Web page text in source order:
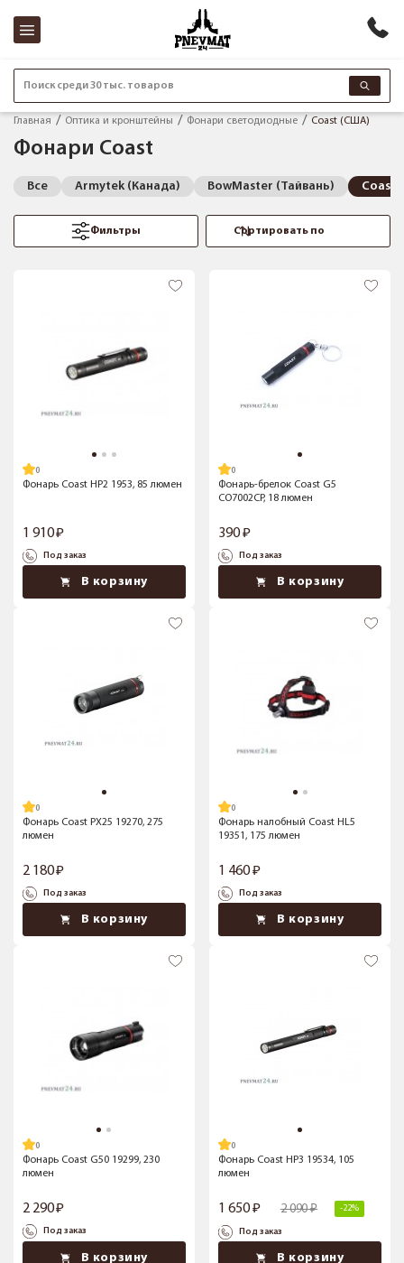
Поиск среди 30 тыс. товаров
Главная Оптика и кронштейны Фонари светодиодные Coast (США)
Фонари Coast
Все Armytek (Канада) BowMaster (Тайвань) Coast
Фильтры
Фонарь Coast HP2 1953, 85 люмен
1 910
Под заказ
В корзину
Фонарь-брелок Coast G5
CO7002CP, 18 люмен
390
Под заказ
В корзину
Фонарь Coast PX25 19270, 275
люмен
2 180
Под заказ
В корзину
Фонарь налобный Coast HL5
19351, 175 люмен
1 460
Под заказ
В корзину
Фонарь Coast G50 19299, 230
люмен
2 290
Под заказ
В корзину
Фонарь Coast HP3 19534, 105
люмен
1 650 2 090 -22%
Под заказ
В корзину